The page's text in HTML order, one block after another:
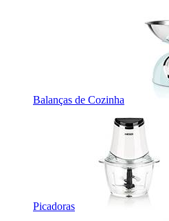
Balanças de Cozinha
Picadoras